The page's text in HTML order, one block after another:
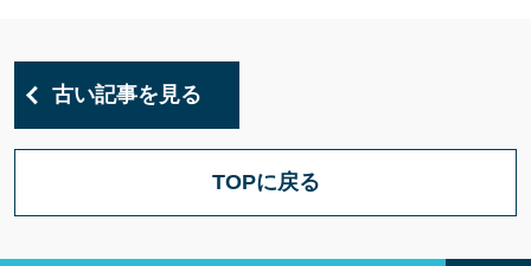
古い記事を見る
TOPに戻る